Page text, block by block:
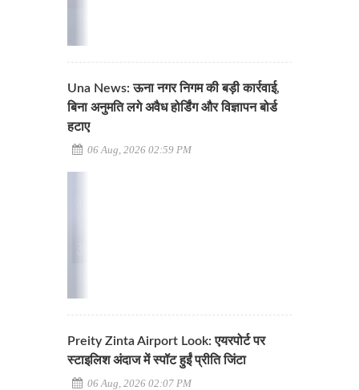
Una News: ऊना नगर निगम की बड़ी कार्रवाई,
बिना अनुमति लगे अवैध होर्डिंग और विज्ञापन बोर्ड
हटाए
06 Aug, 2026 02:59 PM
Preity Zinta Airport Look: एयरपोर्ट पर
स्टाइलिश अंदाज में स्पॉट हुईं प्रीति जिंटा
06 Aug, 2026 02:07 PM